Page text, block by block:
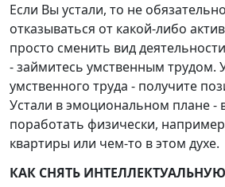
Если Вы устали, то не
отказываться от какой-либо
просто сменить вид
- займитесь умственным трудом.
умственного труда - получите
Устали в эмоциональном плане -
поработать физически,
квартиры или чем-то в этом духе.
КАК СНЯТЬ